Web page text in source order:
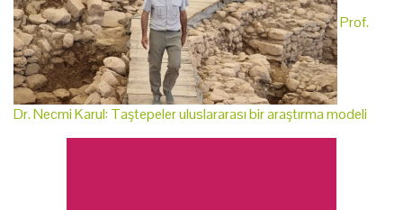
Prof.
Dr. Necmi Karul: Taştepeler uluslararası bir araştırma modeli